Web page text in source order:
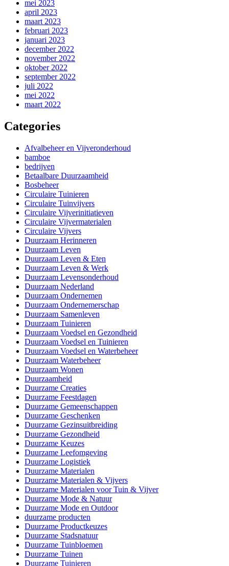
mei 2023
april 2023
maart 2023
februari 2023
januari 2023
december 2022
november 2022
oktober 2022
september 2022
juli 2022
mei 2022
maart 2022
Categories
Afvalbeheer en Vijveronderhoud
bamboe
bedrijven
Betaalbare Duurzaamheid
Bosbeheer
Circulaire Tuinieren
Circulaire Tuinvijvers
Circulaire Vijverinitiatieven
Circulaire Vijvermaterialen
Circulaire Vijvers
Duurzaam Herinneren
Duurzaam Leven
Duurzaam Leven & Eten
Duurzaam Leven & Werk
Duurzaam Levensonderhoud
Duurzaam Nederland
Duurzaam Ondernemen
Duurzaam Ondernemerschap
Duurzaam Samenleven
Duurzaam Tuinieren
Duurzaam Voedsel en Gezondheid
Duurzaam Voedsel en Tuinieren
Duurzaam Voedsel en Waterbeheer
Duurzaam Waterbeheer
Duurzaam Wonen
Duurzaamheid
Duurzame Creaties
Duurzame Feestdagen
Duurzame Gemeenschappen
Duurzame Geschenken
Duurzame Gezinsuitbreiding
Duurzame Gezondheid
Duurzame Keuzes
Duurzame Leefomgeving
Duurzame Logistiek
Duurzame Materialen
Duurzame Materialen & Vijvers
Duurzame Materialen voor Tuin & Vijver
Duurzame Mode & Natuur
Duurzame Mode en Outdoor
duurzame producten
Duurzame Productkeuzes
Duurzame Stadsnatuur
Duurzame Tuinbloemen
Duurzame Tuinen
Duurzame Tuinieren